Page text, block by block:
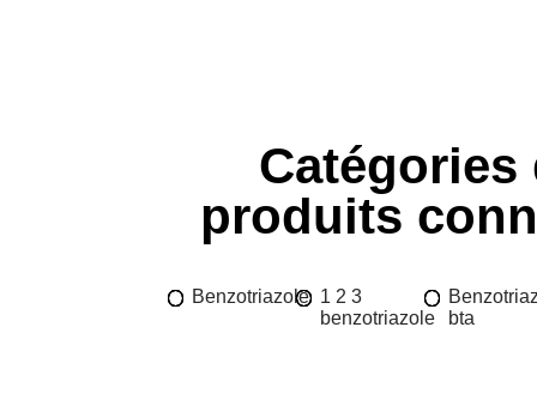
Catégories
produits
Benzotriazole 1 2 3
benzotriazole
bta